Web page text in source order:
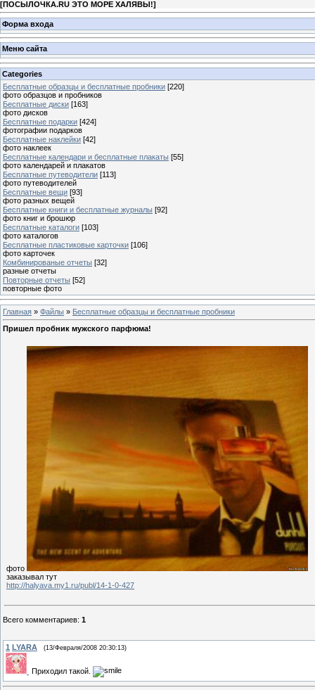
[ПОСЫЛОЧКА.RU ЭТО МОРЕ ХАЛЯВЫ!]
Форма входа
Меню сайта
Categories
Бесплатные образцы и бесплатные пробники [220]
фото образцов и пробников
Бесплатные диски [163]
фото дисков
Бесплатные подарки [424]
фотографии подарков
Бесплатные наклейки [42]
фото наклеек
Бесплатные календари и бесплатные плакаты [55]
фото календарей и плакатов
Бесплатные путеводители [113]
фото путеводителей
Бесплатные вещи [93]
фото разных вещей
Бесплатные книги и бесплатные журналы [92]
фото книг и брошюр
Бесплатные каталоги [103]
фото каталогов
Бесплатные пластиковые карточки [106]
фото карточек
Комбинированые отчеты [32]
разные отчеты
Повторные отчеты [52]
повторные фото
Главная » Файлы » Бесплатные образцы и бесплатные пробники
Пришел пробник мужского парфюма!
фото
заказывал тут
http://halyava.my1.ru/publ/14-1-0-427
Всего комментариев: 1
1 LYARA (13/Февраля/2008 20:30:13)
Приходил такой.